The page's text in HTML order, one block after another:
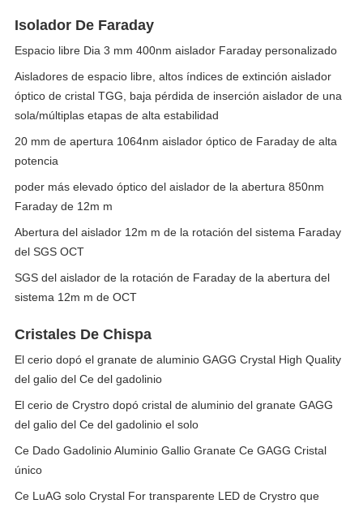
Isolador De Faraday
Espacio libre Dia 3 mm 400nm aislador Faraday personalizado
Aisladores de espacio libre, altos índices de extinción aislador
óptico de cristal TGG, baja pérdida de inserción aislador de una
sola/múltiplas etapas de alta estabilidad
20 mm de apertura 1064nm aislador óptico de Faraday de alta
potencia
poder más elevado óptico del aislador de la abertura 850nm
Faraday de 12m m
Abertura del aislador 12m m de la rotación del sistema Faraday
del SGS OCT
SGS del aislador de la rotación de Faraday de la abertura del
sistema 12m m de OCT
Cristales De Chispa
El cerio dopó el granate de aluminio GAGG Crystal High Quality
del galio del Ce del gadolinio
El cerio de Crystro dopó cristal de aluminio del granate GAGG
del galio del Ce del gadolinio el solo
Ce Dado Gadolinio Aluminio Gallio Granate Ce GAGG Cristal
único
Ce LuAG solo Crystal For transparente LED de Crystro que